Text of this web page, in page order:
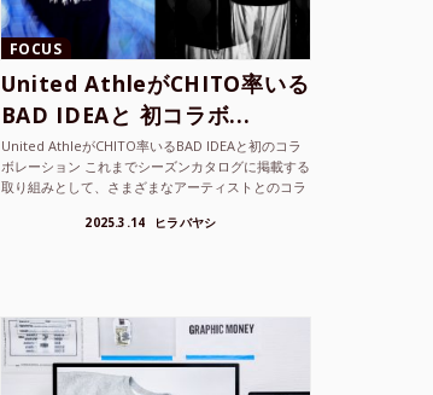
United AthleがCHITO率いる
BAD IDEAと 初コラボ...
United AthleがCHITO率いるBAD IDEAと初のコラ
ボレーション これまでシーズンカタログに掲載する
取り組みとして、さまざまなアーティストとのコラ
ボレーションアイテムを製品見本として作...
2025.3.14 ヒラバヤシ